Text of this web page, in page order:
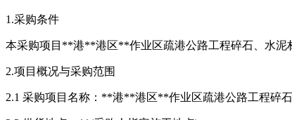
1.采购条件
本采购项目**港**港区**作业区疏港公路工程碎石、水
2.项目概况与采购范围
2.1 采购项目名称：**港**港区**作业区疏港公路工程碎石